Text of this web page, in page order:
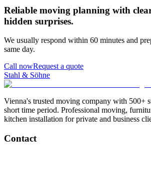
Reliable moving planning with
hidden surprises.
We usually respond within 60 minutes and
same day.
Call nowRequest a quote
Stahl & Söhne
Vienna's trusted moving company with 500+
short time period. Professional moving,
kitchen installation for private and business
Contact